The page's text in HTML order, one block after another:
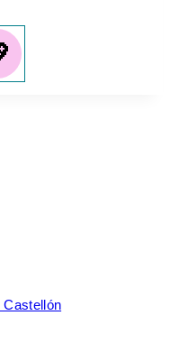
Castellón